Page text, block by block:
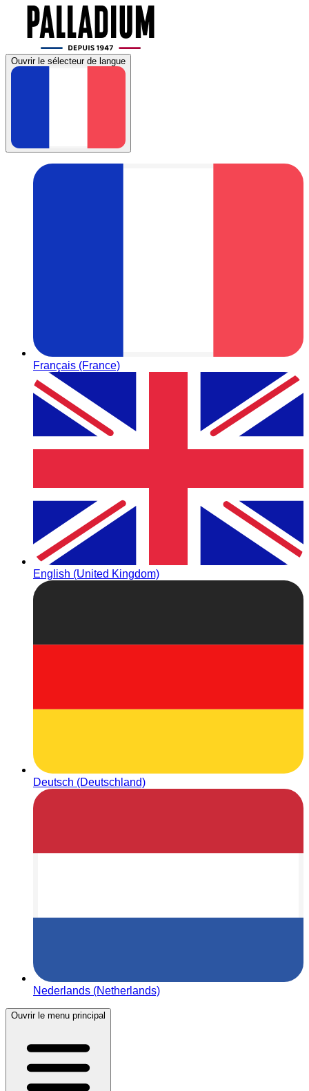
Ouvrir le sélecteur de langue
Français (France)
English (United Kingdom)
Deutsch (Deutschland)
Nederlands (Netherlands)
Ouvrir le menu principal